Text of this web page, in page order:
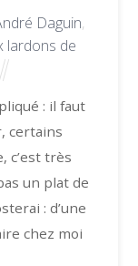
Daguin,
lardons de
: il faut
certains
c’est très
un plat de
: d’une
chez moi